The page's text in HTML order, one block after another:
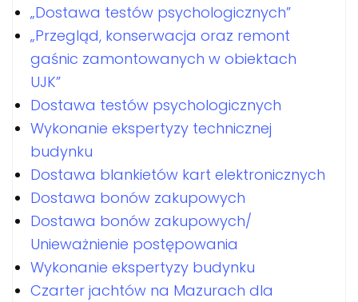
„Dostawa testów psychologicznych”
„Przegląd, konserwacja oraz remont
gaśnic zamontowanych w obiektach
UJK”
Dostawa testów psychologicznych
Wykonanie ekspertyzy technicznej
budynku
Dostawa blankietów kart elektronicznych
Dostawa bonów zakupowych
Dostawa bonów zakupowych/
Unieważnienie postępowania
Wykonanie ekspertyzy budynku
Czarter jachtów na Mazurach dla